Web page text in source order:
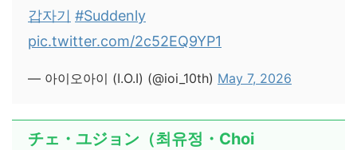
갑자기 #Suddenly
pic.twitter.com/2c52EQ9YP1
— 아이오아이 (I.O.I) (@ioi_10th) May 7, 2026
チェ・ユジョン（최유정・Choi